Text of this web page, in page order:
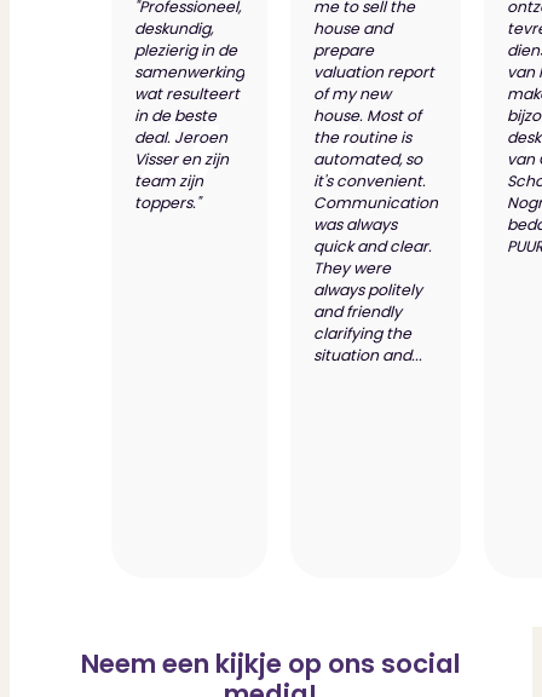
Partners
Maak gebruik van ons netwerk
Verenigingen
PUUR* is aangesloten bij...
"Professioneel,
deskundig,
plezierig in de
samenwerking
wat resulteert
in de beste
deal. Jeroen
Visser en zijn
team zijn
toppers."
me to sell the
house and
prepare
valuation report
of my new
house. Most of
the routine is
automated, so
it's convenient.
Communication
was always
quick and clear.
They were
always politely
and friendly
clarifying the
situation and...
van
van
Neem een kijkje op ons social